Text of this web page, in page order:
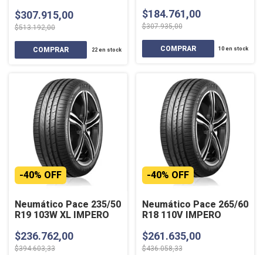
$307.915,00
$513.192,00
22en stock
$184.761,00
$307.935,00
10 en stock
Neumático Pace 235/50
R19 103W XL IMPERO
-40% OFF
$236.762,00
$394.603,33
Neumático Pace 265/60
R18 110V IMPERO
-40% OFF
$261.635,00
$436.058,33